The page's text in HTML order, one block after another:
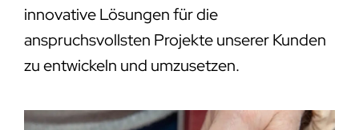
innovative Lösungen für die
anspruchsvollsten Projekte unserer Kunden
zu entwickeln und umzusetzen.